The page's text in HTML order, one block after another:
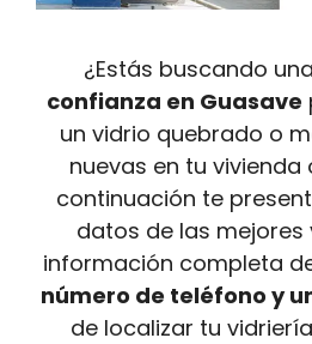
¿Estás buscando una
confianza en Guasave
un vidrio quebrado o
nuevas en tu vivienda
continuación te
datos de las mejores
información completa
número de teléfono y
de localizar tu